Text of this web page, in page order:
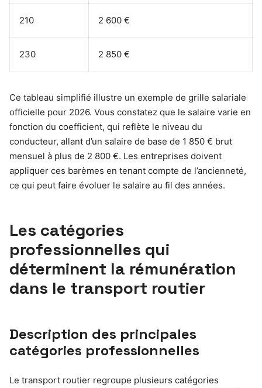
210 2 600 €
230 2 850 €
Ce tableau simplifié illustre un exemple de grille salariale
officielle pour 2026. Vous constatez que le salaire varie en
fonction du coefficient, qui reflète le niveau du
conducteur, allant d’un salaire de base de 1 850 € brut
mensuel à plus de 2 800 €. Les entreprises doivent
appliquer ces barèmes en tenant compte de l’ancienneté,
ce qui peut faire évoluer le salaire au fil des années.
Les catégories
professionnelles qui
déterminent la rémunération
dans le transport routier
Description des principales
catégories professionnelles
Le transport routier regroupe plusieurs catégories